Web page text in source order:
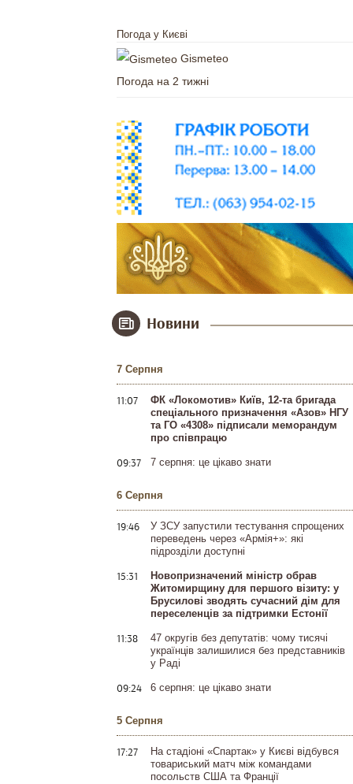
Погода у Києві
Gismeteo
Погода на 2 тижні
Новини
7 Серпня
11:07
ФК «Локомотив» Київ, 12-та бригада
спеціального призначення «Азов» НГУ
та ГО «4308» підписали меморандум
про співпрацю
09:37 7 серпня: це цікаво знати
6 Серпня
19:46
У ЗСУ запустили тестування спрощених
переведень через «Армія+»: які
підрозділи доступні
15:31
Новопризначений міністр обрав
Житомирщину для першого візиту: у
Брусилові зводять сучасний дім для
переселенців за підтримки Естонії
11:38
47 округів без депутатів: чому тисячі
українців залишилися без представників
у Раді
09:24 6 серпня: це цікаво знати
5 Серпня
17:27
На стадіоні «Спартак» у Києві відбувся
товариський матч між командами
посольств США та Франції